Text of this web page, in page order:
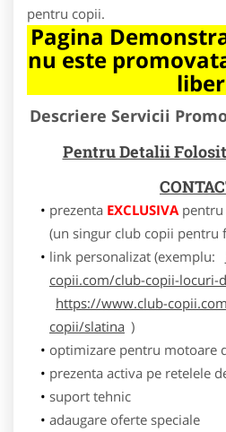
pentru copii.
Pagina
nu este
liber
Descriere Servicii
Pentru Detalii
prezenta EXCLUSIVApentru
(un singur club copii pentru
link personalizat (exemplu:
copii.com/club-copii-locuri-
https://www.club-
copii/slatina )
optimizare pentru motoare
prezenta activa pe retelele
suport tehnic
adaugare oferte speciale